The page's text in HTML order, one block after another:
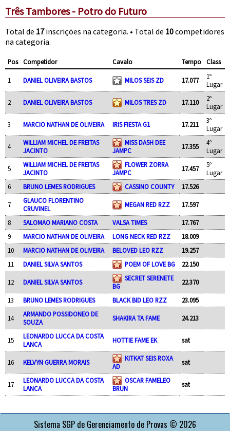
Três Tambores - Potro do Futuro
Total de 17inscrições na categoria. • Total de 10competidores
na categoria.
Pos Competidor Cavalo Tempo Class
1 DANIEL OLIVEIRA BASTOS MILOS SEIS ZD 17.077
1º
Lugar
2 DANIEL OLIVEIRA BASTOS MILOS TRES ZD 17.110
2º
Lugar
3 MARCIO NATHAN DE OLIVEIRA IRIS FIESTA G1 17.211
3º
Lugar
4
WILLIAM MICHEL DE FREITAS
JACINTO
MISS DASH DEE
JAMPC
17.355
4º
Lugar
5
WILLIAM MICHEL DE FREITAS
JACINTO
FLOWER ZORRA
JAMPC
17.457
5º
Lugar
6
BRUNO LEMES RODRIGUES CASSINO COUNTY 17.526
7
GLAUCO FLORENTINO
CRUVINEL
MEGAN RED RZZ 17.597
8 SALOMAO MARIANO COSTA VALSA TIMES
17.767
9
MARCIO NATHAN DE OLIVEIRA LONG NECK RED RZZ
18.009
10
MARCIO NATHAN DE OLIVEIRA BELOVED LEO RZZ
19.257
11
DANIEL SILVA SANTOS POEM OF LOVE BG 22.150
12 DANIEL SILVA SANTOS
SECRET SERENETE
BG
22.370
13 BRUNO LEMES RODRIGUES BLACK BID LEO RZZ 23.095
14
ARMANDO POSSIDONEO DE
SOUZA
SHAKIRA TA FAME 24.213
15
LEONARDO LUCCA DA COSTA
LANCA
HOTTIE FAME EK sat
16 KELVYN GUERRA MORAIS
KITKAT SEIS ROXA
AD
sat
17
LEONARDO LUCCA DA COSTA
LANCA
OSCAR FAMELEO
BRUN
sat
Sistema SGP de Gerenciamento de Provas © 2026